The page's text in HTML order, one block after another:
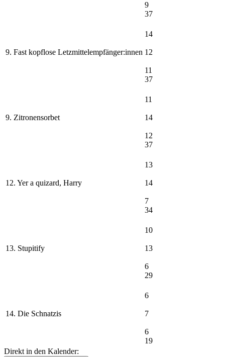
9
37
9. Fast kopflose Letzmittelempfänger:innen
14
12
11
37
9. Zitronensorbet
11
14
12
37
12. Yer a quizard, Harry
13
14
7
34
13. Stupitify
10
13
6
29
14. Die Schnatzis
6
7
6
19
Direkt in den Kalender: